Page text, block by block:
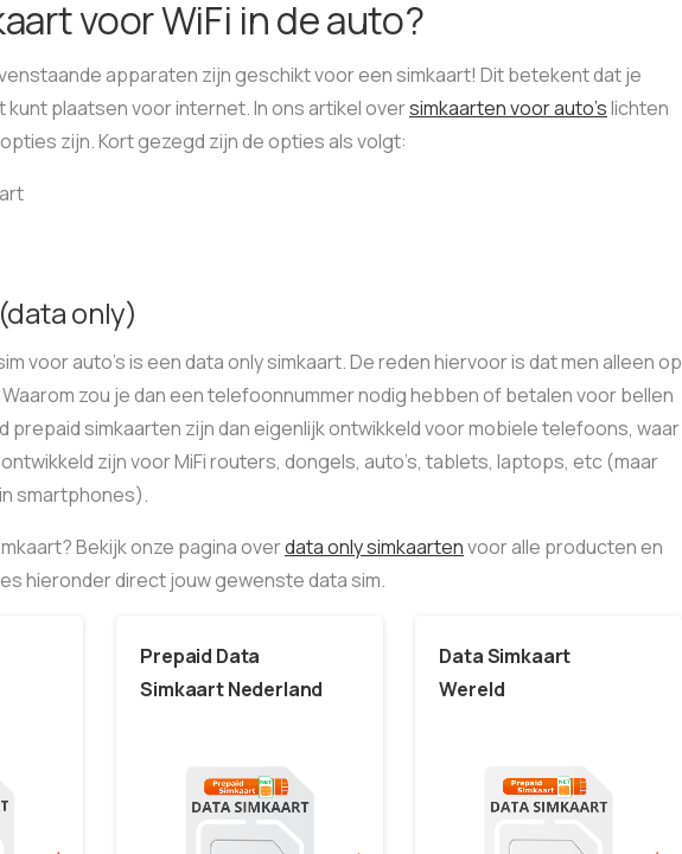
voor WiFi in de auto?
apparaten zijn geschikt voor een simkaart! Dit betekent dat je
kunt plaatsen voor internet. In ons artikel oversimkaarten voor auto’slichten
zijn. Kort gezegd zijn de opties als volgt:
only)
voor auto’s is een data only simkaart. De reden hiervoor is dat men alleen op
zou je dan een telefoonnummer nodig hebben of betalen voor bellen
prepaid simkaarten zijn dan eigenlijk ontwikkeld voor mobiele telefoons, waar
zijn voor MiFi routers, dongels, auto’s, tablets, laptops, etc (maar
smartphones).
Bekijk onze pagina overdata only simkaartenvoor alle producten en
hieronder direct jouw gewenste data sim.
Prepaid Data
Simkaart Nederland
Data Simkaart
Wereld